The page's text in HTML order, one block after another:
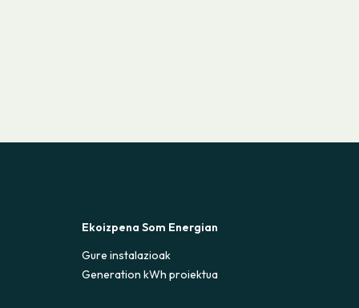
Ekoizpena Som Energian
Gure instalazioak
Generation kWh proiektua